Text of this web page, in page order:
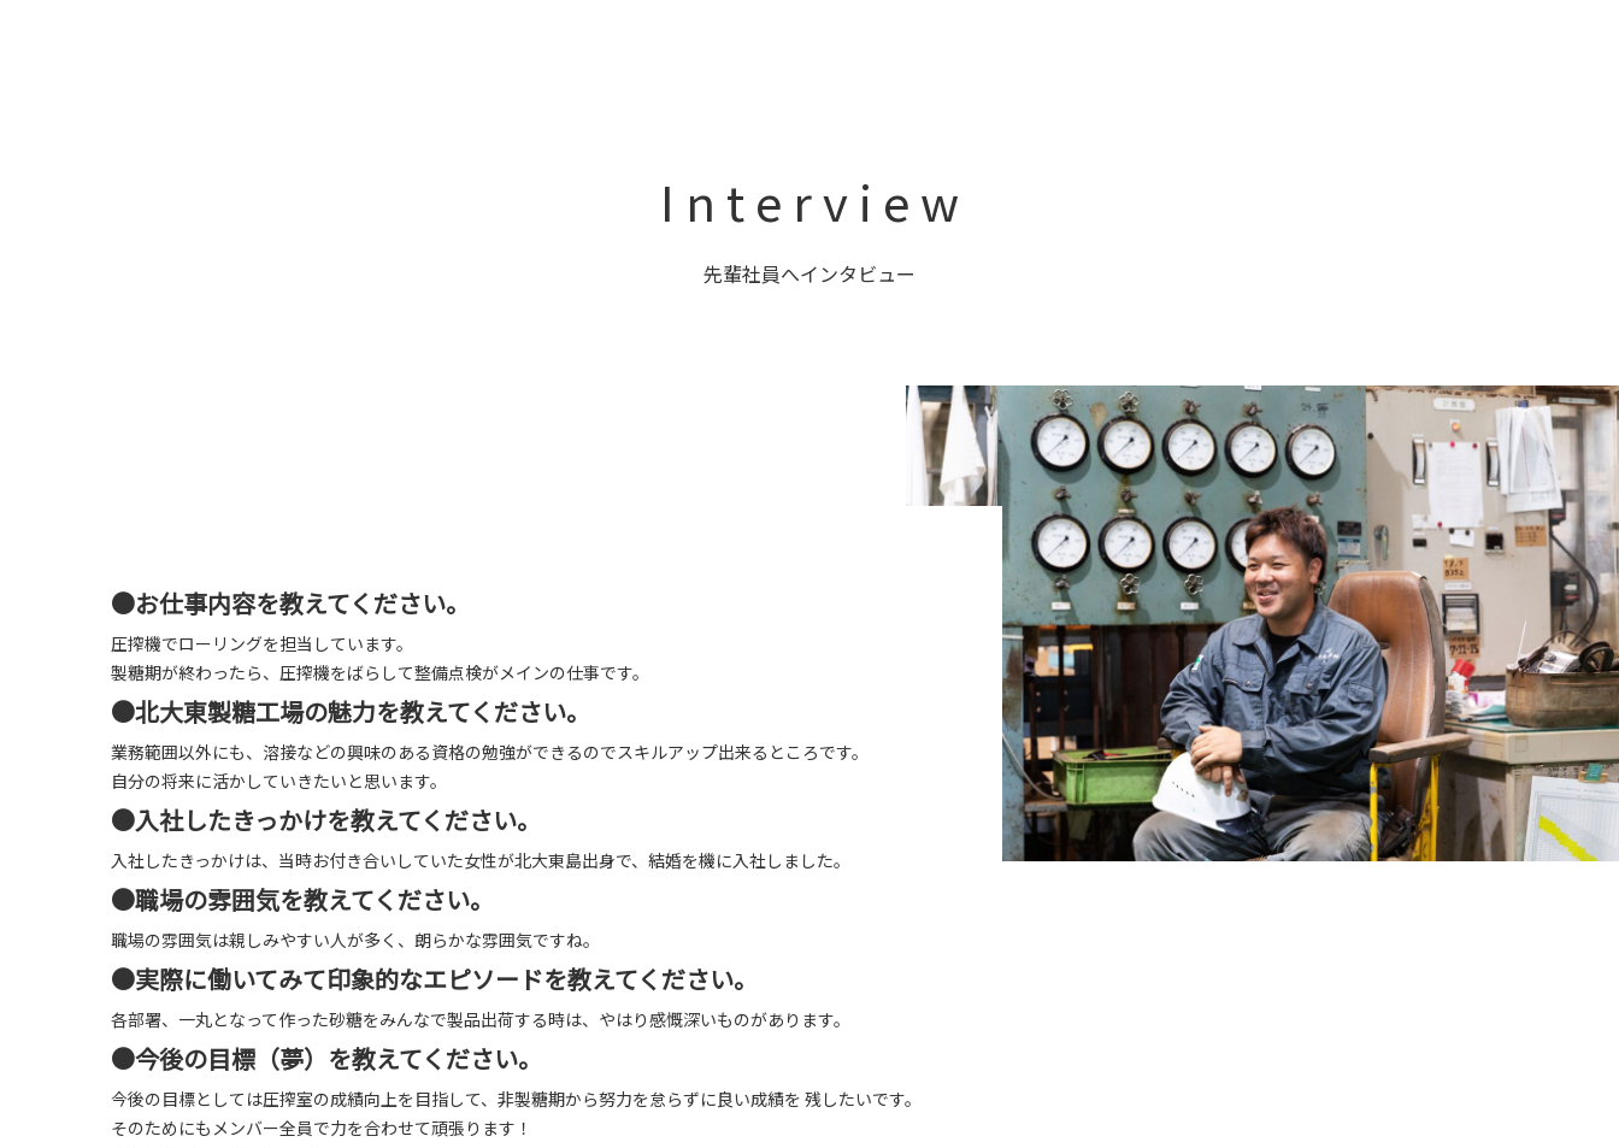
I n t e r v i e w
先輩社員へインタビュー
●お仕事内容を教えてください。
圧搾機でローリングを担当しています。
製糖期が終わったら、圧搾機をばらして整備点検がメインの仕事です。
●北大東製糖工場の魅力を教えてください。
業務範囲以外にも、溶接などの興味のある資格の勉強ができるのでスキルアップ出来るところです。
自分の将来に活かしていきたいと思います。
●入社したきっかけを教えてください。
入社したきっかけは、当時お付き合いしていた女性が北大東島出身で、結婚を機に入社しました。
●職場の雰囲気を教えてください。
職場の雰囲気は親しみやすい人が多く、朗らかな雰囲気ですね。
●実際に働いてみて印象的なエピソードを教えてください。
各部署、一丸となって作った砂糖をみんなで製品出荷する時は、やはり感慨深いものがあります。
●今後の目標（夢）を教えてください。
今後の目標としては圧搾室の成績向上を目指して、非製糖期から努力を怠らずに良い成績を 残したいです。
そのためにもメンバー全員で力を合わせて頑張ります！